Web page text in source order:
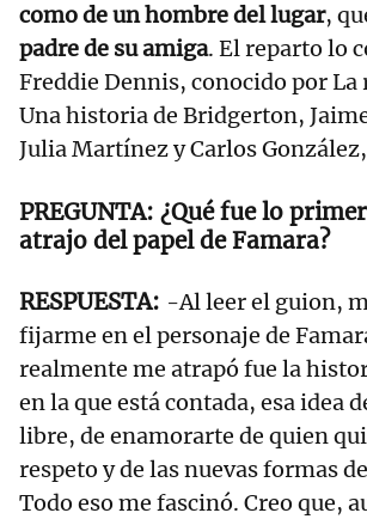
como de un hombre del lugar,
padre de su amiga. El reparto lo
Freddie Dennis, conocido por La
Una historia de Bridgerton,
Julia Martínez y Carlos
¿Qué fue lo
atrajo del papel de Famara?
-Al leer el guion,
fijarme en el personaje de
realmente me atrapó fue la
en la que está contada, esa idea
libre, de enamorarte de quien
respeto y de las nuevas formas
Todo eso me fascinó. Creo que,